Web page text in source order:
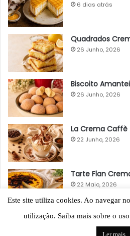
6 dias atrás
Quadrados
26 Junho, 2026
Biscoito
26 Junho, 2026
La Crema Caffè
22 Junho, 2026
Tarte Flan
22 Maio, 2026
Este site utiliza cookies. Ao navegar
utilização. Saiba mais sobre o
Ler mais